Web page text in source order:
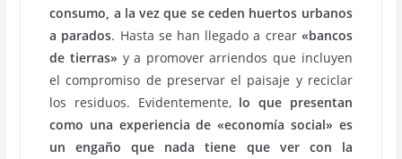
consumo, a la vez que se ceden huertos urbanos
a parados. Hasta se han llegado a crear «bancos
de tierras» y a promover arriendos que incluyen
el compromiso de preservar el paisaje y reciclar
los residuos. Evidentemente, lo que presentan
como una experiencia de «economía social» es
un engaño que nada tiene que ver con la